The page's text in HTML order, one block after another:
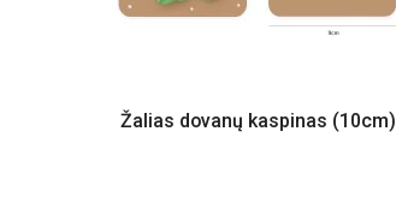
Žalias dovanų kaspinas (10cm)